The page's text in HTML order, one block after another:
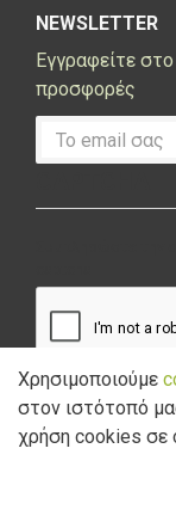
NEWSLETTER
Εγγραφείτε
προσφορές
Έχω διαβάσει
Χρησιμοποιούμε
στον ιστότοπό
χρήση cookies σε